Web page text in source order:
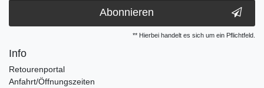
Abonnieren
** Hierbei handelt es sich um ein Pflichtfeld.
Info
Retourenportal
Anfahrt/Öffnungszeiten